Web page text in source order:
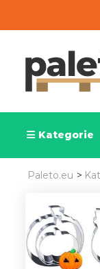
Kategorie
Paleto.eu >